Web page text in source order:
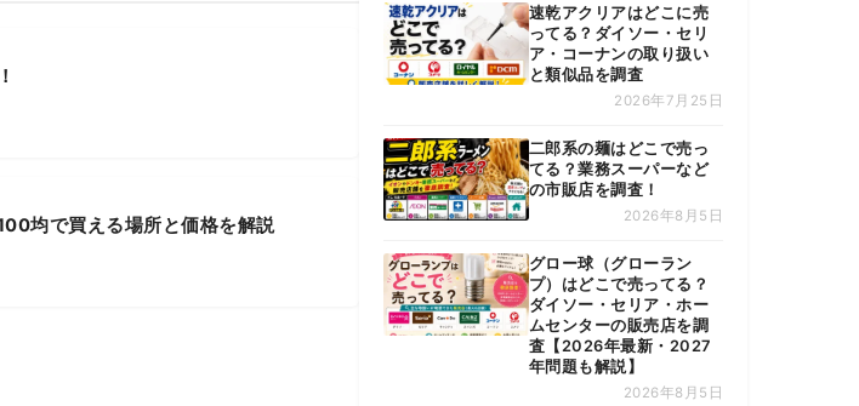
均で買える場所と価格を解説
速乾アクリアはどこに売
ってる？ダイソー・セリ
ア・コーナンの取り扱い
と類似品を調査
2026年7月25日
二郎系の麺はどこで売っ
てる？業務スーパーなど
の市販店を調査！
2026年8月5日
グロー球（グローラン
プ）はどこで売ってる？
ダイソー・セリア・ホー
ムセンターの販売店を調
査【2026年最新・2027
年問題も解説】
2026年8月5日